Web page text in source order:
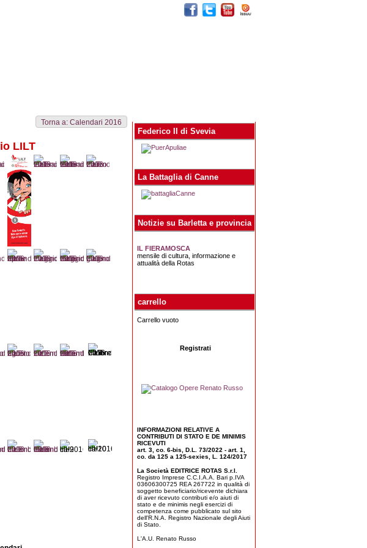
Torna a: Calendari 2016
LILT
Federico II di Svevia
La Battaglia di Canne
Notizie su Barletta e provincia
IL FIERAMOSCA
mensile di cultura, informazione e
attualità della Rotas
carrello
Carrello vuoto
Registrati
INFORMAZIONI RELATIVE A
CONTRIBUTI DI STATO E DE MINIMIS
RICEVUTI
art. 3, co. 6-bis, D.L. 73/2022 - art. 1,
co. da 125 a 125-sexies, L. 124/2017
La Società EDITRICE ROTAS S.r.l.
Registro Imprese C.C.I.A.A. Bari p.IVA
03606300725 REA 267722 in qualità di
soggetto beneficiario/ricevente dichiara
di aver ricevuto contributi e/o aiuti di
stato e de minimis negli esercizi di
competenza come pubblicato sul sito
dell'R.N.A. Registro Nazionale degli Aiuti
di Stato.
L'A.U. Renato Russo